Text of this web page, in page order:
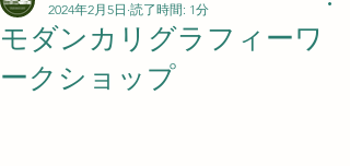
モダンカリグラフィーワ
ークショップ
2024年2月5日 読了時間: 1分